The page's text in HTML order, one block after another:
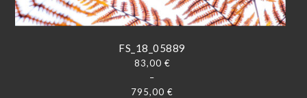
FS_18_05889
83,00 €
–
795,00€